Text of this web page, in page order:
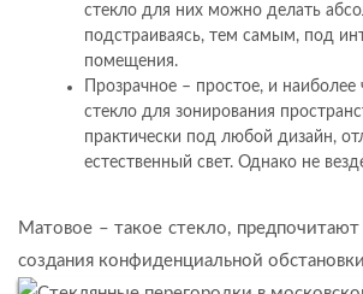
стекло для них можно делать
подстраиваясь, тем самым, под
помещения.
Прозрачное – простое, и наиболее
стекло для зонирования
практически под любой дизайн,
естественный свет. Однако не
Матовое – такое стекло, предпочитают
создания конфиденциальной